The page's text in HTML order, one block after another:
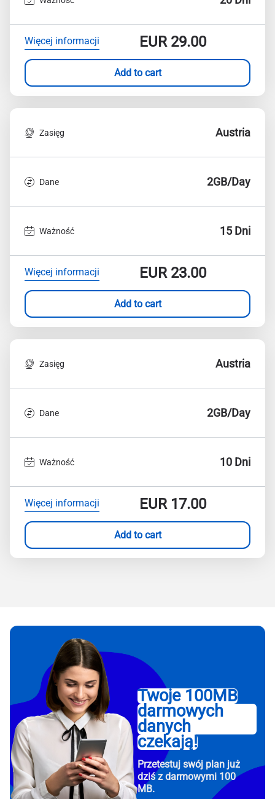
Więcej informacji EUR29.00
Add to cart
Zasięg Austria
Dane 2GB/Day
Ważność 15 Dni
Więcej informacji EUR23.00
Add to cart
Zasięg Austria
Dane 2GB/Day
Ważność 10 Dni
Więcej informacji EUR17.00
Add to cart
Twoje 100MB
darmowych
danych
czekają!
Przetestuj swój plan już
dziś z darmowymi 100
MB.